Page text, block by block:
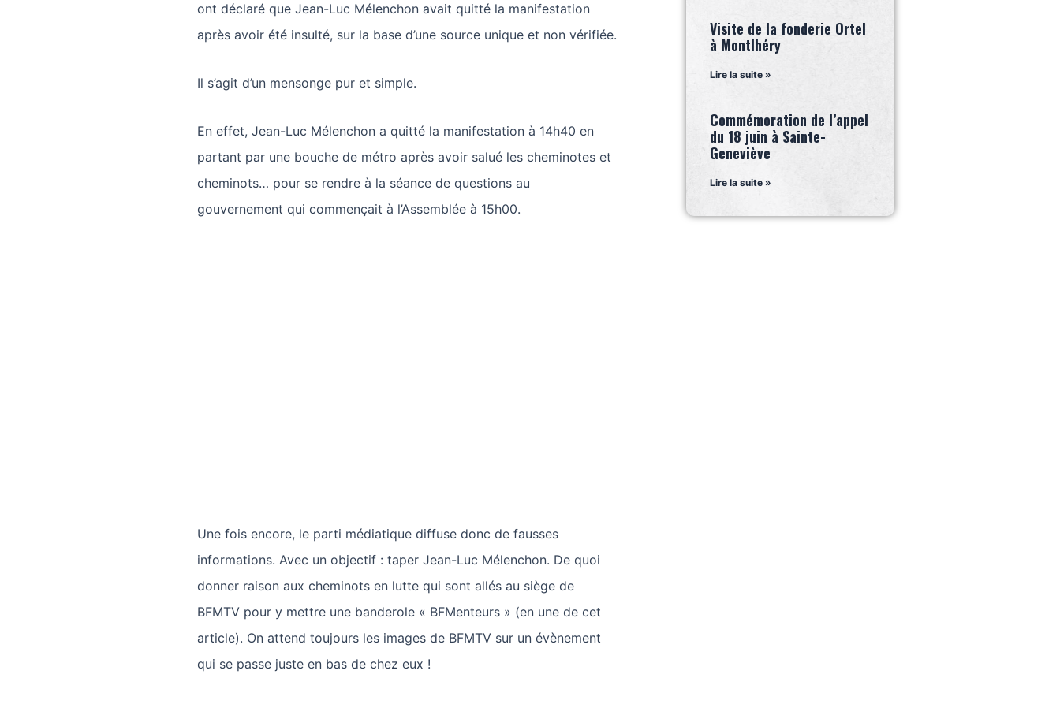
ont déclaré que Jean-Luc Mélenchon avait quitté la manifestation
après avoir été insulté, sur la base d’une source unique et non vérifiée.
Il s’agit d’un mensonge pur et simple.
En effet, Jean-Luc Mélenchon a quitté la manifestation à 14h40 en
partant par une bouche de métro après avoir salué les cheminotes et
cheminots… pour se rendre à la séance de questions au
gouvernement qui commençait à l’Assemblée à 15h00.
Une fois encore, le parti médiatique diffuse donc de fausses
informations. Avec un objectif : taper Jean-Luc Mélenchon. De quoi
donner raison aux cheminots en lutte qui sont allés au siège de
BFMTV pour y mettre une banderole « BFMenteurs » (en une de cet
article). On attend toujours les images de BFMTV sur un évènement
qui se passe juste en bas de chez eux !
Visite de la fonderie Ortel
à Montlhéry
Lire la suite »
Commémoration de l’appel
du 18 juin à Sainte-
Geneviève
Lire la suite »